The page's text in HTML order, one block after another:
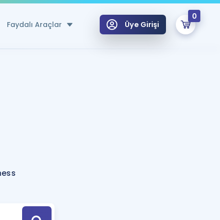
Faydalı Araçlar
Hesaplama Aracı
için Öneriler
Tek Takvimde
Üye Girişi
0
Hoca ile seni sınava hazırlayacak onlarca eğitim seni bekliyor!